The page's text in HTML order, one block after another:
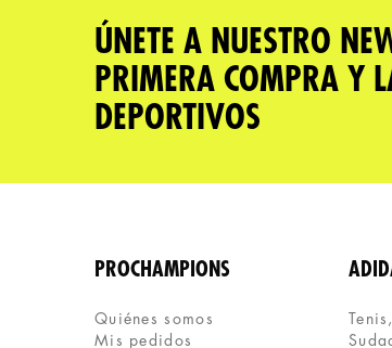
Escribe un comentario
ENVIAR
ÚNETE A NUESTRO
PRIMERA COMPRA Y
DEPORTIVOS
PROCHAMPIONS
Quiénes somos
Mis pedidos